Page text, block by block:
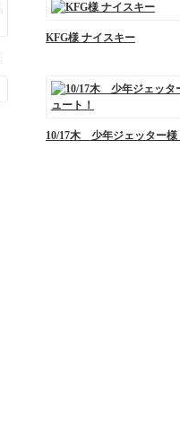
KFG様 ナイスキー
10/17木 少年ジェッター